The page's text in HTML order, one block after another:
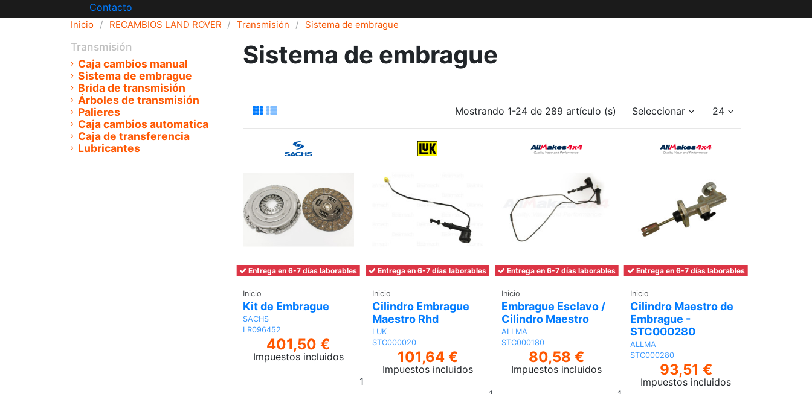
Contacto
Inicio RECAMBIOS LAND ROVER Transmisión Sistema de embrague
Sistema de embrague
Mostrando 1-24 de 289 artículo (s) Seleccionar 24
Entrega en 6-7 días laborables
Inicio
Kit de Embrague
SACHS
LR096452
401,50 €
Impuestos incluidos
Añadir
Entrega en 6-7 días laborables
Inicio
Cilindro Embrague
Maestro Rhd
LUK
STC000020
101,64 €
Impuestos incluidos
Entrega en 6-7 días laborables
Inicio
Embrague Esclavo /
Cilindro Maestro
ALLMA
STC000180
80,58 €
Impuestos incluidos
Añadir
Entrega en 6-7 días laborables
Inicio
Cilindro Maestro de
Embrague -
STC000280
ALLMA
STC000280
93,51 €
Impuestos incluidos
Transmisión
Caja cambios manual
Sistema de embrague
Brida de transmisión
Árboles de transmisión
Palieres
Caja cambios automatica
Caja de transferencia
Lubricantes